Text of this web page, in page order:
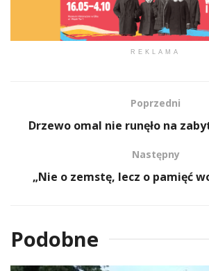
REKLAMA
Poprzedni
Drzewo omal nie runęło na
Następny
„Nie o zemstę, lecz o pamięć
Podobne